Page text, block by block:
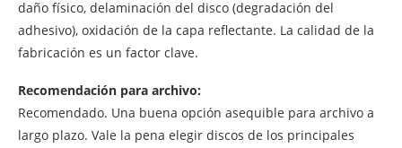
daño físico, delaminación del disco (degradación del
adhesivo), oxidación de la capa reflectante. La calidad de la
fabricación es un factor clave.
Recomendación para archivo:
Recomendado. Una buena opción asequible para archivo a
largo plazo. Vale la pena elegir discos de los principales